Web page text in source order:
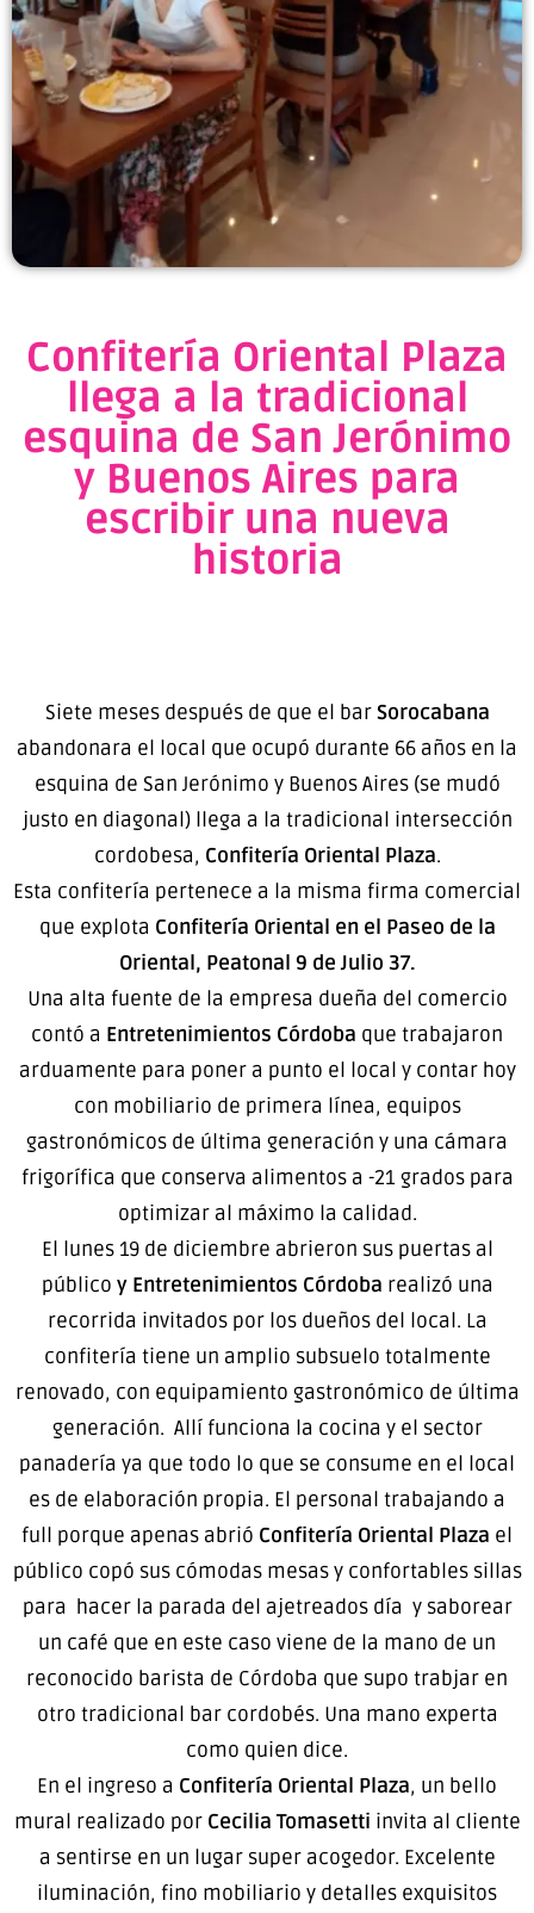
Confitería Oriental Plaza
llega a la tradicional
esquina de San Jerónimo
y Buenos Aires para
escribir una nueva
historia
Siete meses después de que el barSorocabana
abandonara el local que ocupó durante 66 años en la
esquina de San Jerónimo y Buenos Aires (se mudó
justo en diagonal) llega a la tradicional intersección
cordobesa, Confitería Oriental Plaza.
Esta confitería pertenece a la misma firma comercial
que explota Confitería Oriental en el Paseo de la
Oriental, Peatonal 9 de Julio 37.
Una alta fuente de la empresa dueña del comercio
contó a Entretenimientos Córdoba que trabajaron
arduamente para poner a punto el local y contar hoy
con mobiliario de primera línea, equipos
gastronómicos de última generación y una cámara
frigorífica que conserva alimentos a -21 grados para
optimizar al máximo la calidad.
El lunes 19 de diciembre abrieron sus puertas al
público y Entretenimientos Córdoba realizó una
recorrida invitados por los dueños del local. La
confitería tiene un amplio subsuelo totalmente
renovado, con equipamiento gastronómico de última
generación. Allí funciona la cocina y el sector
panadería ya que todo lo que se consume en el local
es de elaboración propia. El personal trabajando a
full porque apenas abrió Confitería Oriental Plaza el
público copó sus cómodas mesas y confortables sillas
para hacer la parada del ajetreados día y saborear
un café que en este caso viene de la mano de un
reconocido barista de Córdoba que supo trabjar en
otro tradicional bar cordobés. Una mano experta
como quien dice.
En el ingreso a Confitería Oriental Plaza, un bello
mural realizado por Cecilia Tomasetti invita al cliente
a sentirse en un lugar super acogedor. Excelente
iluminación, fino mobiliario y detalles exquisitos